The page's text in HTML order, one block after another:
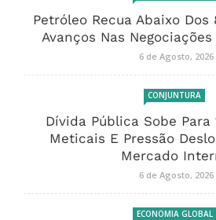
Petróleo Recua Abaixo Dos
Avanços Nas
6 de Agosto, 2026
CONJUNTURA
Dívida Pública Sobe Para
Meticais E Pressão
Mercado
6 de Agosto, 2026
ECONOMIA GLOBAL